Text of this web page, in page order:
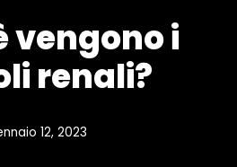
vengono i
renali?
12, 2023